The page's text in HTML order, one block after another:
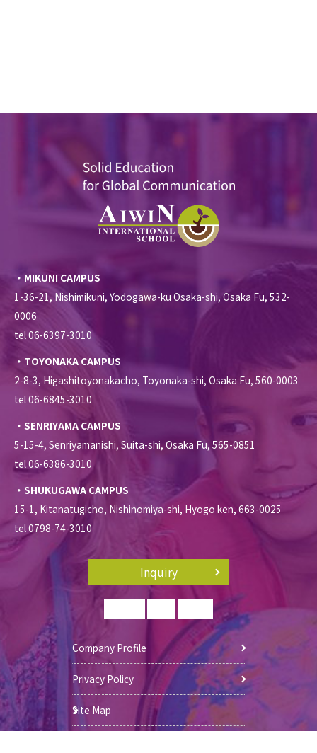
・MIKUNI CAMPUS
1-36-21, Nishimikuni, Yodogawa-ku Osaka-shi, Osaka Fu, 532-
0006
tel 06-6397-3010
・TOYONAKA CAMPUS
2-8-3, Higashitoyonakacho, Toyonaka-shi, Osaka Fu, 560-0003
tel 06-6845-3010
・SENRIYAMA CAMPUS
5-15-4, Senriyamanishi, Suita-shi, Osaka Fu, 565-0851
tel 06-6386-3010
・SHUKUGAWA CAMPUS
15-1, Kitanatugicho, Nishinomiya-shi, Hyogo ken, 663-0025
tel 0798-74-3010
Inquiry
Company Profile
Privacy Policy
Site Map